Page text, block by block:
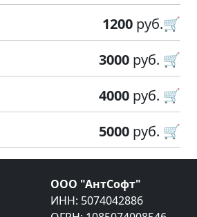
1200 руб.🛒
3000 руб. 🛒
4000 руб. 🛒
5000 руб. 🛒
ООО "АнтСофт"
ИНН: 5074042886